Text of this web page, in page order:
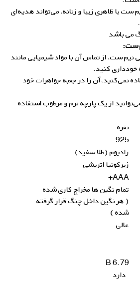
ست با ظاهری زیبا و زنانه، می‌تواند هدیه‌ای
می باشد
ست:
ست، از تماس آن با مواد شیمیایی مانند
خودداری کنید.
نمی‌کنید، آن را در جعبه جواهرات خود
از یک پارچه نرم و مرطوب استفاده
نقره
925
رادیوم (طلا سفید)
زیرکونیا اتریشی
AAA+
تمام نگین ها مخراج کاری شده
( هر نگین داخل چنگ قرار گرفته
شده )
عالی
6.79 B
دارد